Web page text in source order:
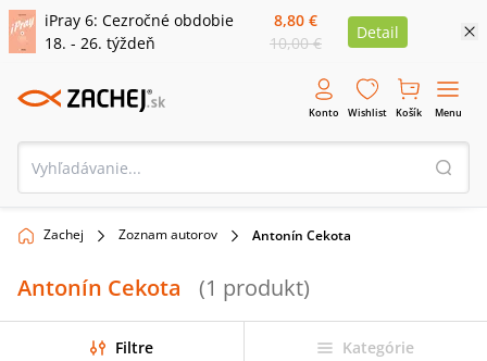
iPray 6: Cezročné obdobie
18. - 26. týždeň
8,80 €
10,00 €
Detail
Konto Wishlist Košík Menu
Zachej Zoznam autorov Antonín Cekota
Antonín Cekota (1 produkt)
Filtre Kategórie